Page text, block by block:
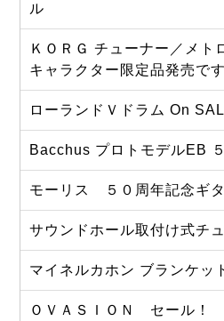
ル
ＫＯＲＧ チューナー／メ
キャラクター限定品発売です
ローランドＶドラム On
Bacchus プロトモデルEB
モーリス ５０周年記念ギ
サウンドホール取付け式チ
マイネルカホン ブランケッ
ＯＶＡＳＩＯＮ セール！